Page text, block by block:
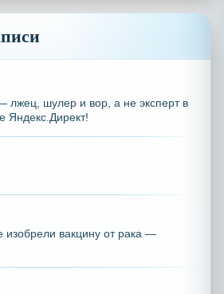
лжец, шулер и вор, а не эксперт в
Яндекс.Директ!
изобрели вакцину от рака —